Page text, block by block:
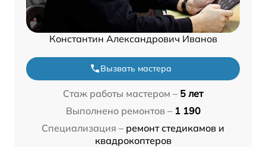
Константин Александрович Иванов
Вызвать мастера
Стаж работы мастером – 5 лет
Выполнено ремонтов – 1 190
Специализация – ремонт стедикамов и
квадрокоптеров